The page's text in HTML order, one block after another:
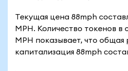
Текущая цена 88mph
MPH. Количество токенов
MPH показывает, что общая
капитализация 88mph